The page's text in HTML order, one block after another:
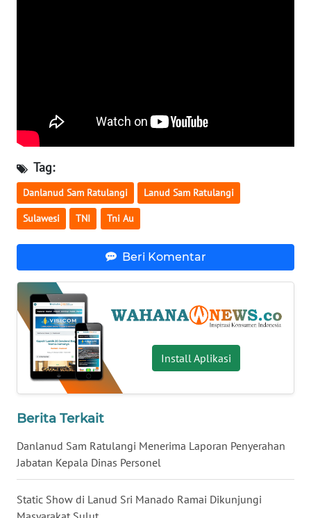
Tag:
Danlanud Sam Ratulangi Lanud Sam Ratulangi
Sulawesi TNI Tni Au
Beri Komentar
Install Aplikasi
Berita Terkait
Danlanud Sam Ratulangi Menerima Laporan Penyerahan
Jabatan Kepala Dinas Personel
Static Show di Lanud Sri Manado Ramai Dikunjungi
WN
SULTENG
WN
SULBAR
WN
BABEL
SUMBAR
WN
SUMSEL
WN
BENGKULU
LAMPUNG
WN
JATENG